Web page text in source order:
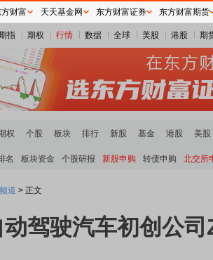
指 期权 行情 数据 全球 美股 港股 期
权 个股 板块 排行 新股 基金 港股 美股
名 板块资金 个股研报 新股申购 转债申购 北交所
道 > 正文
驾驶汽车初创公
财富 天天基金网 东方财富证券 东方财富期货